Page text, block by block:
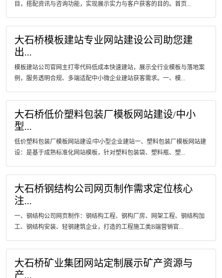
目，搭配资讯与咨询功能，实现展示实力与客户获客的目的。首页...
大石桥模板建站专业网站建设公司助您建
出...
模板建站公司官网主打零代码低成本快速建站，展示全行业模板与落地案
例，服务透明合规、多端适配中小微企业建站获客需求。一、模...
大石桥低价塑料包装厂模板网站建设/中小
型...
低价塑料包装厂模板网站建设/中小型企业建站一、塑料包装厂模板网站建
设：是基于成熟标准化网站模板，针对塑料包装袋、塑料瓶、塑...
大石桥钢结构公司网页制作需求定位核心
注...
一、钢结构公司网页制作：钢结构工程、钢构厂房、网架工程、钢结构加
工、钢结构安装、轻钢建筑企业，打造的工程施工类B端营销官...
大石桥矿业集团网站定制展示矿产资源与
产...